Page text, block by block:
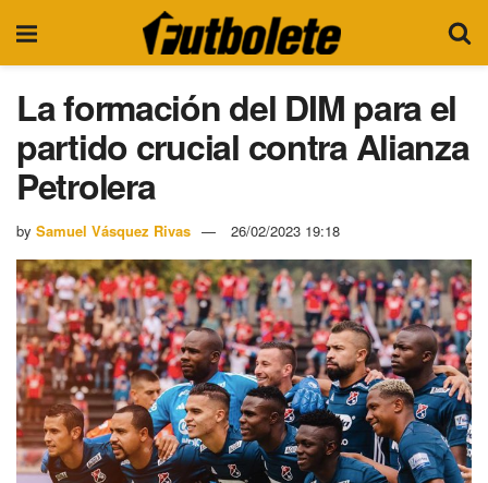
La formación del DIM para el
partido crucial contra Alianza
Petrolera
by Samuel Vásquez Rivas 26/02/2023 19:18